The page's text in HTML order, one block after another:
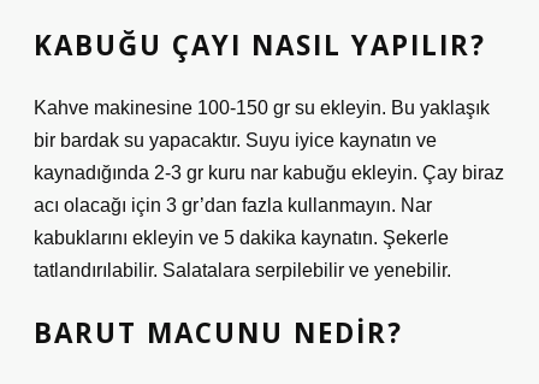
KABUĞU ÇAYI NASIL YAPILIR?
Kahve makinesine 100-150 gr su ekleyin. Bu yaklaşık
bir bardak su yapacaktır. Suyu iyice kaynatın ve
kaynadığında 2-3 gr kuru nar kabuğu ekleyin. Çay biraz
acı olacağı için 3 gr’dan fazla kullanmayın. Nar
kabuklarını ekleyin ve 5 dakika kaynatın. Şekerle
tatlandırılabilir. Salatalara serpilebilir ve yenebilir.
BARUT MACUNU NEDIR?